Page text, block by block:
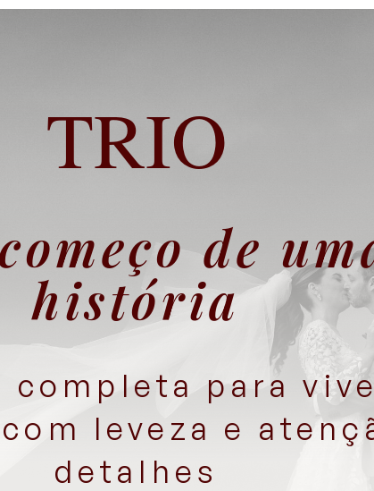
TRIO
de
história
completa para
leveza e
detalhes